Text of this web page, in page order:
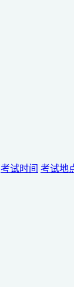
考试时间 考试地